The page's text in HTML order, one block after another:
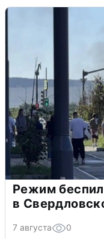
Режим
в
7 августа 0